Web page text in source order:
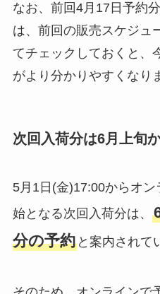
なお、前回4月17日予約
は、前回の販売スケジュ
てチェックしておくと、
がより分かりやすくなり
次回入荷分は6月上旬
5月1日(金)17:00からオ
始となる次回入荷分は、
分の予約と案内されて